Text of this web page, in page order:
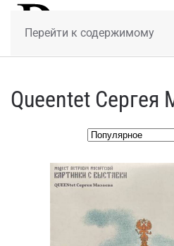
Перейти к содержимому
Queentet Сергея